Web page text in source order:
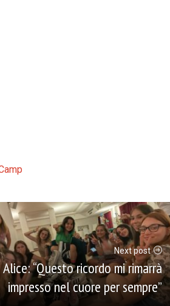
Next post
Alice: “Questo ricordo mi rimarrà
impresso nel cuore per sempre”